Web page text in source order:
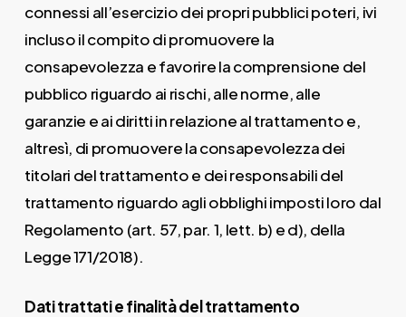
connessi all’esercizio dei propri pubblici poteri, ivi
incluso il compito di promuovere la
consapevolezza e favorire la comprensione del
pubblico riguardo ai rischi, alle norme, alle
garanzie e ai diritti in relazione al trattamento e,
altresì, di promuovere la consapevolezza dei
titolari del trattamento e dei responsabili del
trattamento riguardo agli obblighi imposti loro dal
Regolamento (art. 57, par. 1, lett. b) e d), della
Legge 171/2018).
Dati trattati e finalità del trattamento